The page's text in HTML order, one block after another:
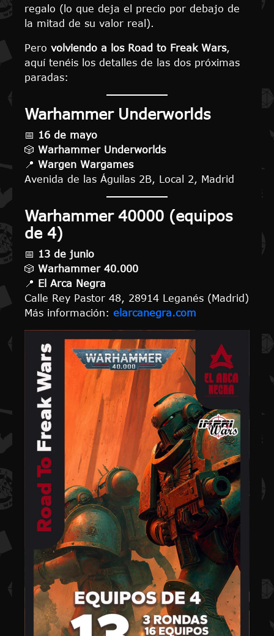
regalo (lo que deja el precio por debajo de
la mitad de su valor real).
Pero volviendo a los Road to Freak Wars,
aquí tenéis los detalles de las dos próximas
paradas:
Warhammer Underworlds
📅 16 de mayo
🎲 Warhammer Underworlds
📍 Wargen Wargames
Avenida de las Águilas 2B, Local 2, Madrid
Warhammer 40000 (equipos
de 4)
📅 13 de junio
🎲 Warhammer 40.000
📍 El Arca Negra
Calle Rey Pastor 48, 28914 Leganés (Madrid)
Más información: elarcanegra.com